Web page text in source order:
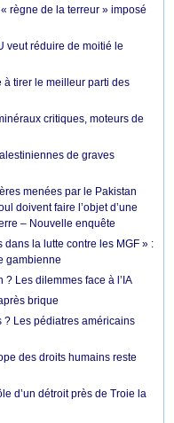
règne de la terreur » imposé
veut réduire de moitié le
à tirer le meilleur parti des
critiques, moteurs de
de graves
menées par le Pakistan
doivent faire l’objet d’une
– Nouvelle enquête
la lutte contre les MGF » :
gambienne
Les dilemmes face à l’IA
brique
? Les pédiatres américains
des droits humains reste
d’un détroit près de Troie la